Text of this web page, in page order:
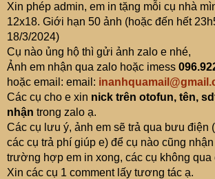
Xin phép admin, em in tặng mỗi cụ nhà
12x18. Giới hạn 50 ảnh (hoặc đến hết
18/3/2024)
Cụ nào ủng hộ thì gửi ảnh zalo e nhé,
Ảnh em nhận qua zalo hoặc imess
hoặc email: email:
Các cụ cho e xin nick trên otofun, tên,
nhận trong zalo ạ.
Các cụ lưu ý, ảnh em sẽ trả qua bưu điện
các cụ trả phí giúp e) để cụ nào cũng
trường hợp em in xong, các cụ không qua
Xin các cụ 1 comment lấy tương tác ạ.